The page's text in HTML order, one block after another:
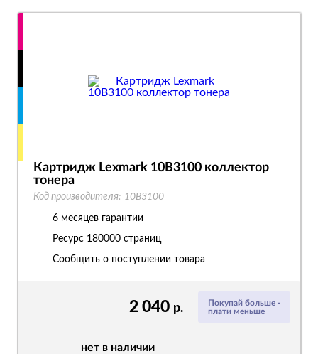
Покупай больше -
плати меньше
2 040 р.
нет в наличии
Картридж Lexmark 10B3100 коллектор
тонера
Код производителя: 10B3100
6 месяцев гарантии
Ресурс 180000 страниц
Сообщить о поступлении товара